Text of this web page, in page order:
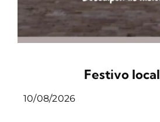
Festivo local
10/08/2026